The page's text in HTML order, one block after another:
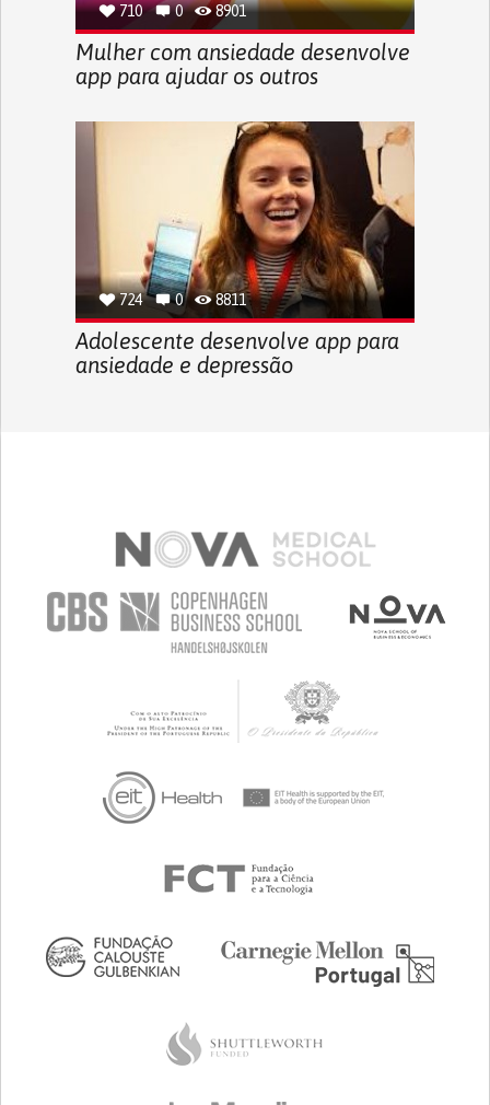
710 0 8901
Mulher com ansiedade desenvolve
app para ajudar os outros
724 0 8811
Adolescente desenvolve app para
ansiedade e depressão